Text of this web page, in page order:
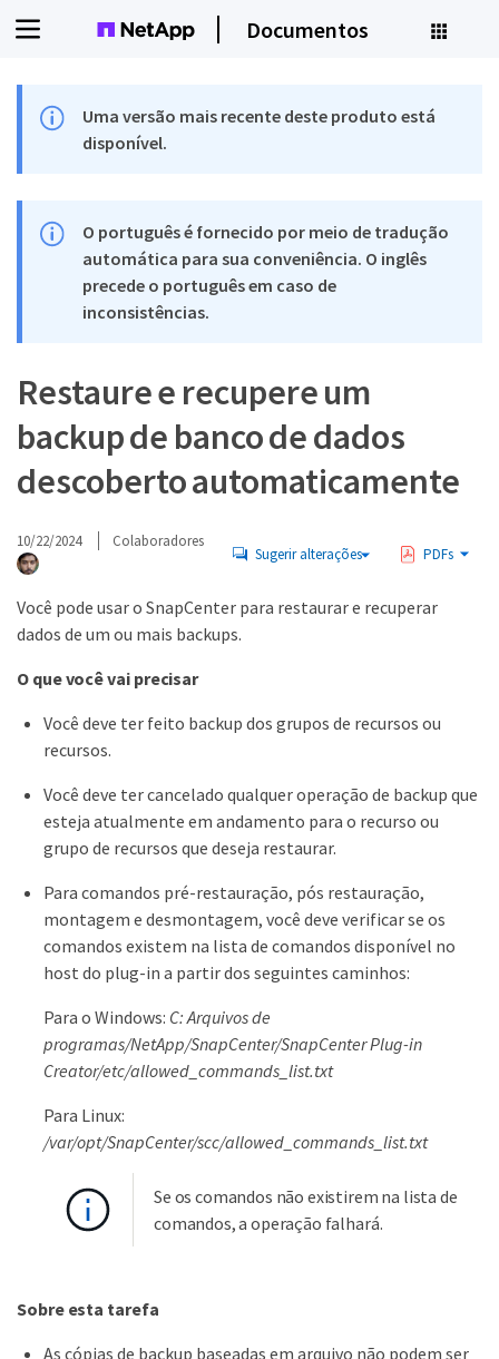
Documentos
Uma versão mais recente deste produto está
disponível.
O português é fornecido por meio de tradução
automática para sua conveniência. O inglês
precede o português em caso de
inconsistências.
Restaure e recupere um
backup de banco de dados
descoberto automaticamente
10/22/2024 Colaboradores
Sugerir alterações PDFs
Você pode usar o SnapCenter para restaurar e recuperar
dados de um ou mais backups.
O que você vai precisar
Você deve ter feito backup dos grupos de recursos ou
recursos.
Você deve ter cancelado qualquer operação de backup que
esteja atualmente em andamento para o recurso ou
grupo de recursos que deseja restaurar.
Para comandos pré-restauração, pós restauração,
montagem e desmontagem, você deve verificar se os
comandos existem na lista de comandos disponível no
host do plug-in a partir dos seguintes caminhos:
Para o Windows: C: Arquivos de
programas/NetApp/SnapCenter/SnapCenter Plug-in
Creator/etc/allowed_commands_list.txt
Para Linux:
/var/opt/SnapCenter/scc/allowed_commands_list.txt
Se os comandos não existirem na lista de
comandos, a operação falhará.
Sobre esta tarefa
As cópias de backup baseadas em arquivo não podem ser